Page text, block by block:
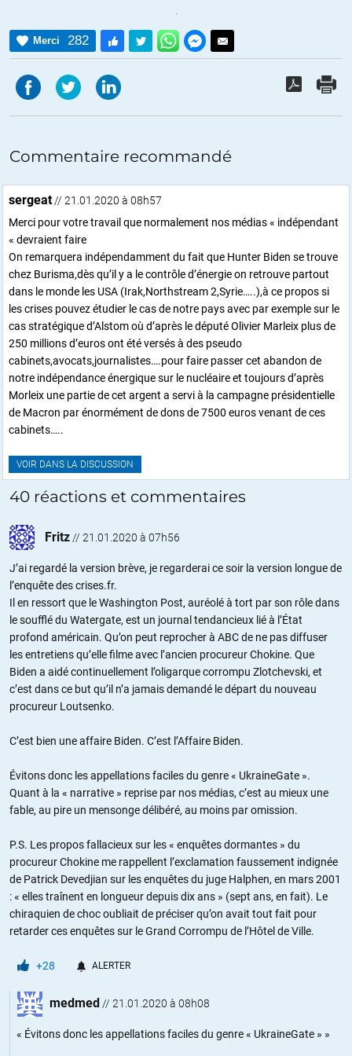
Merci 282
Commentaire recommandé
sergeat// 21.01.2020 à 08h57
Merci pour votre travail que normalement nos médias « indépendant
« devraient faire
On remarquera indépendamment du fait que Hunter Biden se trouve
chez Burisma,dès qu’il y a le contrôle d’énergie on retrouve partout
dans le monde les USA (Irak,Northstream 2,Syrie…..),à ce propos si
les crises pouvez étudier le cas de notre pays avec par exemple sur le
cas stratégique d’Alstom où d’après le député Olivier Marleix plus de
250 millions d’euros ont été versés à des pseudo
cabinets,avocats,journalistes….pour faire passer cet abandon de
notre indépendance énergique sur le nucléaire et toujours d’après
Morleix une partie de cet argent a servi à la campagne présidentielle
de Macron par énormément de dons de 7500 euros venant de ces
cabinets…..
VOIR DANS LA DISCUSSION
40 réactions et commentaires
Fritz // 21.01.2020 à 07h56
J’ai regardé la version brève, je regarderai ce soir la version longue de
l’enquête des crises.fr.
Il en ressort que le Washington Post, auréolé à tort par son rôle dans
le soufflé du Watergate, est un journal tendancieux lié à l’État
profond américain. Qu’on peut reprocher à ABC de ne pas diffuser
les entretiens qu’elle filme avec l’ancien procureur Chokine. Que
Biden a aidé continuellement l’oligarque corrompu Zlotchevski, et
c’est dans ce but qu’il n’a jamais demandé le départ du nouveau
procureur Loutsenko.
C’est bien une affaire Biden. C’est l’Affaire Biden.
Évitons donc les appellations faciles du genre « UkraineGate ».
Quant à la « narrative » reprise par nos médias, c’est au mieux une
fable, au pire un mensonge délibéré, au moins par omission.
P.S. Les propos fallacieux sur les « enquêtes dormantes » du
procureur Chokine me rappellent l’exclamation faussement indignée
de Patrick Devedjian sur les enquêtes du juge Halphen, en mars 2001
: « elles traînent en longueur depuis dix ans » (sept ans, en fait). Le
chiraquien de choc oubliait de préciser qu’on avait tout fait pour
retarder ces enquêtes sur le Grand Corrompu de l’Hôtel de Ville.
+28 ALERTER
medmed // 21.01.2020 à 08h08
« Évitons donc les appellations faciles du genre « UkraineGate » »